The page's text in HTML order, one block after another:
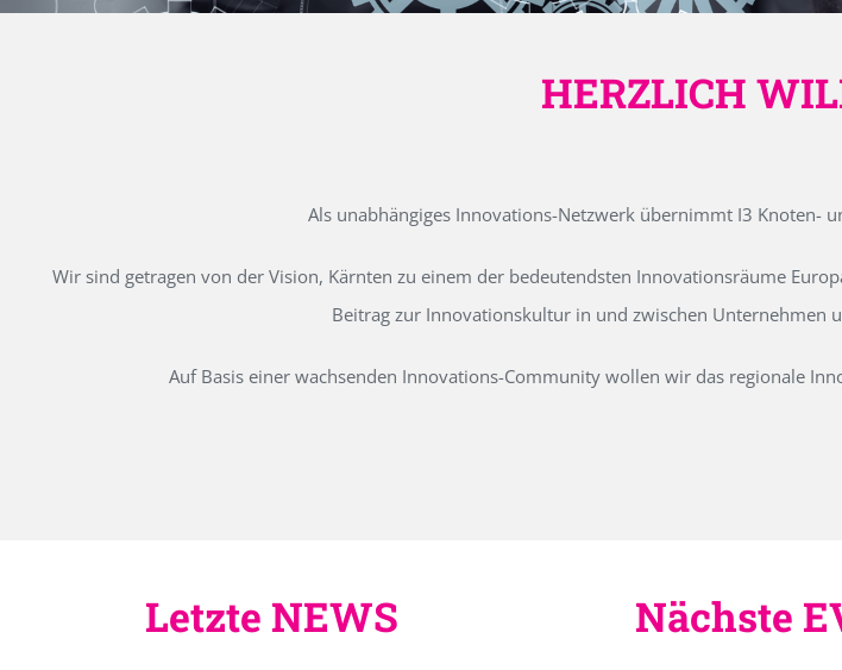
HERZLICH
Als unabhängiges Innovations-Netzwerk übernimmt I3 Knoten-
Wir sind getragen von der Vision, Kärnten zu einem der bedeutendsten Innovationsräume
Beitrag zur Innovationskultur in und zwischen Unternehmen
Auf Basis einer wachsenden Innovations-Community wollen wir das regionale
Letzte NEWS Nächste